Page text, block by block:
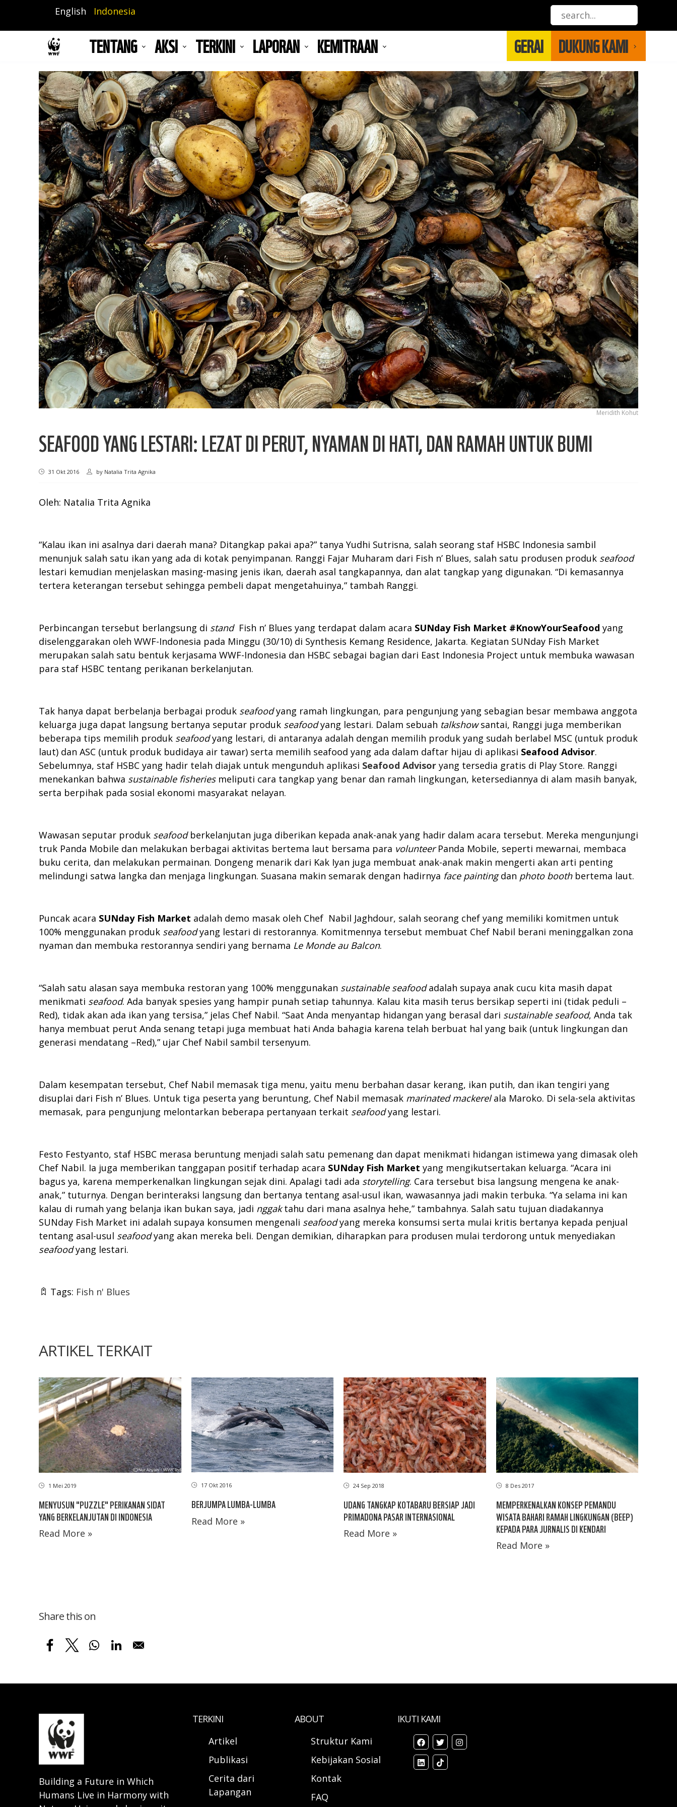
isi
English Indonesia
TENTANG AKSI TERKINI LAPORAN KEMITRAAN GERAI DUKUNG KAMI
Meridith Kohut
SEAFOOD YANG LESTARI: LEZAT DI PERUT, NYAMAN DI HATI, DAN RAMAH UNTUK BUMI
31 Okt 2016 by Natalia Trita Agnika
Oleh: Natalia Trita Agnika
“Kalau ikan ini asalnya dari daerah mana? Ditangkap pakai apa?” tanya Yudhi Sutrisna, salah seorang staf HSBC Indonesia sambil
menunjuk salah satu ikan yang ada di kotak penyimpanan. Ranggi Fajar Muharam dari Fish n’ Blues, salah satu produsen produk seafood
lestari kemudian menjelaskan masing-masing jenis ikan, daerah asal tangkapannya, dan alat tangkap yang digunakan. “Di kemasannya
tertera keterangan tersebut sehingga pembeli dapat mengetahuinya,” tambah Ranggi.
Perbincangan tersebut berlangsung di standFish n’ Blues yang terdapat dalam acara SUNday Fish Market #KnowYourSeafood yang
diselenggarakan oleh WWF-Indonesia pada Minggu (30/10) di Synthesis Kemang Residence, Jakarta. Kegiatan SUNday Fish Market
merupakan salah satu bentuk kerjasama WWF-Indonesia dan HSBC sebagai bagian dari East Indonesia Project untuk membuka wawasan
para staf HSBC tentang perikanan berkelanjutan.
Tak hanya dapat berbelanja berbagai produk seafoodyang ramah lingkungan, para pengunjung yang sebagian besar membawa anggota
keluarga juga dapat langsung bertanya seputar produk seafoodyang lestari. Dalam sebuah talkshowsantai, Ranggi juga memberikan
beberapa tips memilih produk seafoodyang lestari, di antaranya adalah dengan memilih produk yang sudah berlabel MSC (untuk produk
laut) dan ASC (untuk produk budidaya air tawar) serta memilih seafood yang ada dalam daftar hijau di aplikasi Seafood Advisor.
Sebelumnya, staf HSBC yang hadir telah diajak untuk mengunduh aplikasi Seafood Advisor yang tersedia gratis di Play Store. Ranggi
menekankan bahwa sustainable fisheriesmeliputi cara tangkap yang benar dan ramah lingkungan, ketersediannya di alam masih banyak,
serta berpihak pada sosial ekonomi masyarakat nelayan.
Wawasan seputar produk seafood berkelanjutan juga diberikan kepada anak-anak yang hadir dalam acara tersebut. Mereka mengunjungi
truk Panda Mobile dan melakukan berbagai aktivitas bertema laut bersama para volunteerPanda Mobile, seperti mewarnai, membaca
buku cerita, dan melakukan permainan. Dongeng menarik dari Kak Iyan juga membuat anak-anak makin mengerti akan arti penting
melindungi satwa langka dan menjaga lingkungan. Suasana makin semarak dengan hadirnya face paintingdan photo booth bertema laut.
Puncak acara SUNday Fish Market adalah demo masak oleh Chef Nabil Jaghdour, salah seorang chef yang memiliki komitmen untuk
100% menggunakan produk seafoodyang lestari di restorannya. Komitmennya tersebut membuat Chef Nabil berani meninggalkan zona
nyaman dan membuka restorannya sendiri yang bernama Le Monde au Balcon.
“Salah satu alasan saya membuka restoran yang 100% menggunakan sustainable seafoodadalah supaya anak cucu kita masih dapat
menikmati seafood. Ada banyak spesies yang hampir punah setiap tahunnya. Kalau kita masih terus bersikap seperti ini (tidak peduli –
Red), tidak akan ada ikan yang tersisa,” jelas Chef Nabil. “Saat Anda menyantap hidangan yang berasal dari sustainable seafood, Anda tak
hanya membuat perut Anda senang tetapi juga membuat hati Anda bahagia karena telah berbuat hal yang baik (untuk lingkungan dan
generasi mendatang –Red),” ujar Chef Nabil sambil tersenyum.
Dalam kesempatan tersebut, Chef Nabil memasak tiga menu, yaitu menu berbahan dasar kerang, ikan putih, dan ikan tengiri yang
disuplai dari Fish n’ Blues. Untuk tiga peserta yang beruntung, Chef Nabil memasak marinated mackerelala Maroko. Di sela-sela aktivitas
memasak, para pengunjung melontarkan beberapa pertanyaan terkait seafoodyang lestari.
Festo Festyanto, staf HSBC merasa beruntung menjadi salah satu pemenang dan dapat menikmati hidangan istimewa yang dimasak oleh
Chef Nabil. Ia juga memberikan tanggapan positif terhadap acara SUNday Fish Market yang mengikutsertakan keluarga. “Acara ini
bagus ya, karena memperkenalkan lingkungan sejak dini. Apalagi tadi ada storytelling. Cara tersebut bisa langsung mengena ke anak-
anak,” tuturnya. Dengan berinteraksi langsung dan bertanya tentang asal-usul ikan, wawasannya jadi makin terbuka. “Ya selama ini kan
kalau di rumah yang belanja ikan bukan saya, jadi nggaktahu dari mana asalnya hehe,” tambahnya. Salah satu tujuan diadakannya
SUNday Fish Market ini adalah supaya konsumen mengenali seafoodyang mereka konsumsi serta mulai kritis bertanya kepada penjual
tentang asal-usul seafoodyang akan mereka beli. Dengan demikian, diharapkan para produsen mulai terdorong untuk menyediakan
seafoodyang lestari.
Tags: Fish n' Blues
ARTIKEL TERKAIT
1 Mei 2019
MENYUSUN "PUZZLE" PERIKANAN SIDAT
YANG BERKELANJUTAN DI INDONESIA
Read More »
17 Okt 2016
BERJUMPA LUMBA-LUMBA
Read More »
24 Sep 2018
UDANG TANGKAP KOTABARU BERSIAP JADI
PRIMADONA PASAR INTERNASIONAL
Read More »
8 Des 2017
MEMPERKENALKAN KONSEP PEMANDU
WISATA BAHARI RAMAH LINGKUNGAN (BEEP)
KEPADA PARA JURNALIS DI KENDARI
Read More »
Share this on
Building a Future in Which
Humans Live in Harmony with
TERKINI
Artikel
Publikasi
Cerita dari
Lapangan
ABOUT
Struktur Kami
Kebijakan Sosial
Kontak
FAQ
IKUTI KAMI